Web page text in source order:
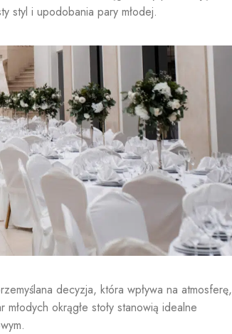
styl i upodobania pary młodej.
decyzja, która wpływa na atmosferę,
okrągłe stoły stanowią idealne